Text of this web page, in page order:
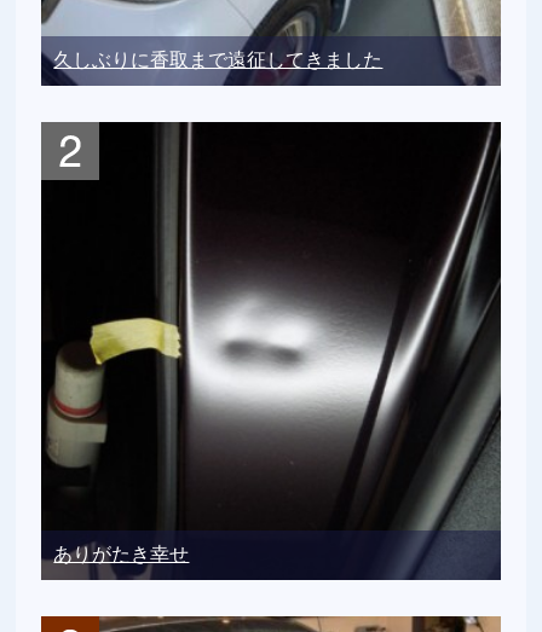
久しぶりに香取まで遠征してきました
ありがたき幸せ